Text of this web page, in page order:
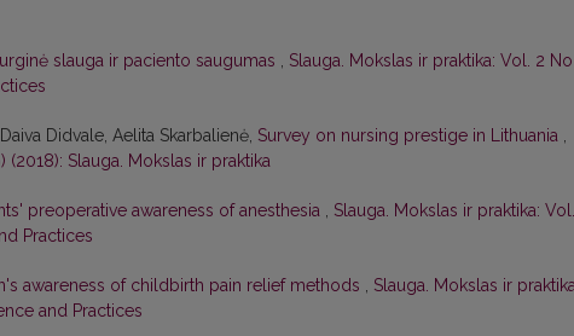
slauga ir paciento saugumas , Slauga. Mokslas ir praktika: Vol. 2
Didvale, Aelita Skarbalienė, Survey on nursing prestige in Lithuania ,
(2018): Slauga. Mokslas ir praktika
preoperative awareness of anesthesia , Slauga. Mokslas ir praktika:
Practices
awareness of childbirth pain relief methods , Slauga. Mokslas ir
and Practices